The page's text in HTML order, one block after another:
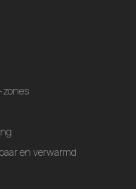
en verwarmd